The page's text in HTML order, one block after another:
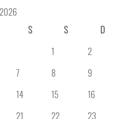
S S
D
1
2
7 8
9
14 15
16
21 22
23